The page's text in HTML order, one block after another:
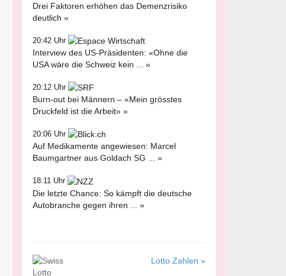
Drei Faktoren erhöhen das Demenzrisiko
deutlich »
20:42 Uhr
Interview des US-Präsidenten: «Ohne die
USA wäre die Schweiz kein ... »
20:12 Uhr
Burn-out bei Männern – «Mein grösstes
Druckfeld ist die Arbeit» »
20:06 Uhr
Auf Medikamente angewiesen: Marcel
Baumgartner aus Goldach SG ... »
18:11 Uhr
Die letzte Chance: So kämpft die deutsche
Autobranche gegen ihren ... »
Lotto Zahlen »